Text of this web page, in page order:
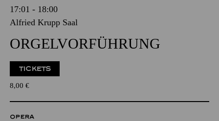
17:01 - 18:00
Alfried Krupp Saal
ORGELVORFÜHRUNG
TICKETS
8,00 €
OPERA